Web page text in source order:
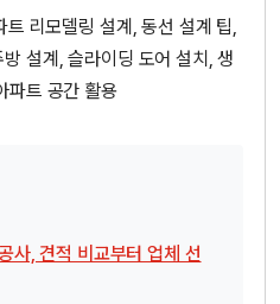
리모델링 설계, 동선 설계 팁,
설계, 슬라이딩 도어 설치, 생
파트 공간 활용
사, 견적 비교부터 업체 선